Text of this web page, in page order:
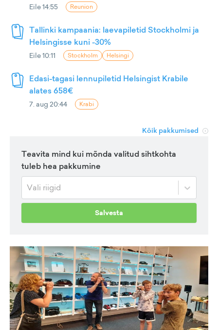
Eile 14:55 Reunion
Tallinki kampaania: laevapiletid Stockholmi ja
Helsingisse kuni -30%
Eile 10:11 Stockholm Helsingi
Edasi-tagasi lennupiletid Helsingist Krabile
alates 658€
7. aug 20:44 Krabi
Kõik pakkumised
Teavita mind kui mõnda valitud sihtkohta
tuleb hea pakkumine
Vali riigid
Salvesta